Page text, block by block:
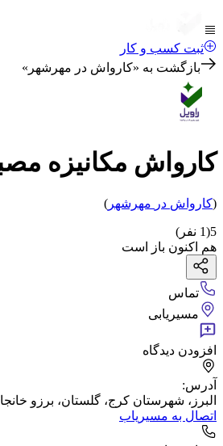
ثبت کسب و کار
بازگشت به «کارواش در مهرشهر »
کارواش مکانیزه
(کارواش در مهرشهر )
5
(
1 نفر)
هم اکنون باز است
تماس
مسیریابی
افزودن دیدگاه
آدرس:
البرز، شهرستان کرج، گلستان، برزو
اتصال به مسیریاب